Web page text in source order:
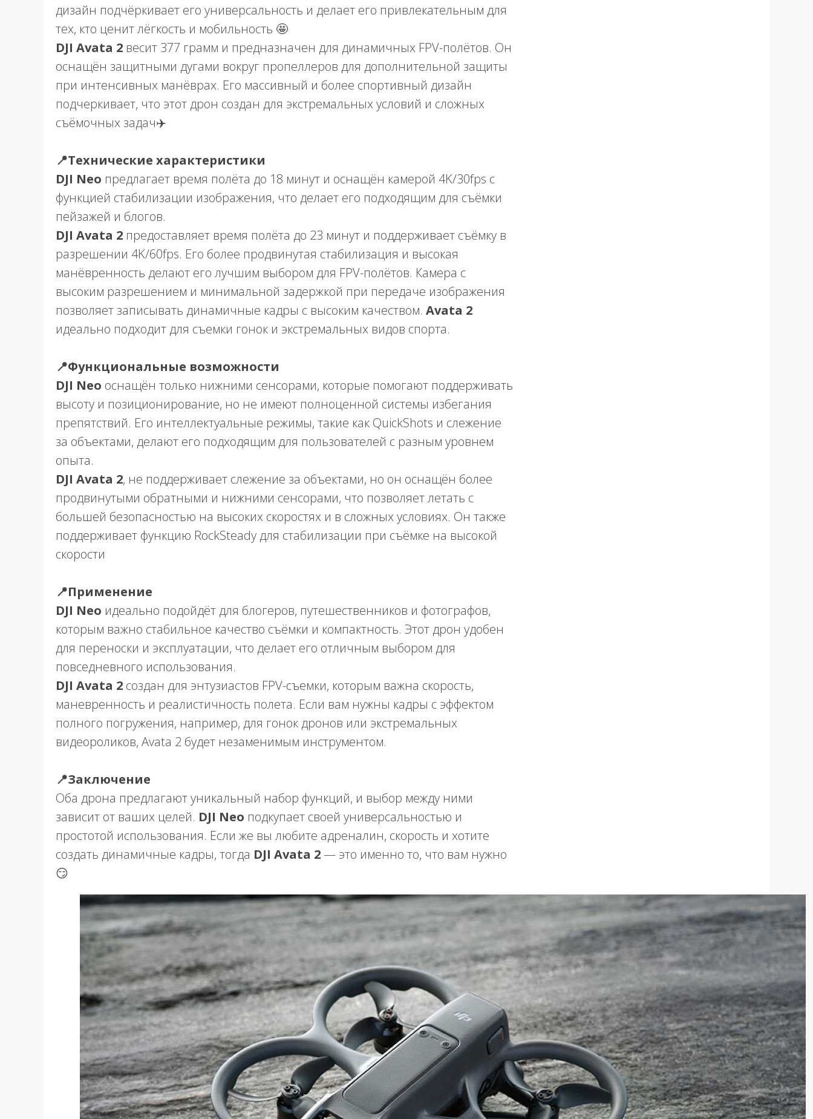
дизайн подчёркивает его универсальность и делает его привлекательным для
тех, кто ценит лёгкость и мобильность 🤩
DJI Avata 2 весит 377 грамм и предназначен для динамичных FPV-полётов. Он
оснащён защитными дугами вокруг пропеллеров для дополнительной защиты
при интенсивных манёврах. Его массивный и более спортивный дизайн
подчеркивает, что этот дрон создан для экстремальных условий и сложных
съёмочных задач✈️
📍Технические характеристики
DJI Neo предлагает время полёта до 18 минут и оснащён камерой 4K/30fps с
функцией стабилизации изображения, что делает его подходящим для съёмки
пейзажей и блогов.
DJI Avata 2 предоставляет время полёта до 23 минут и поддерживает съёмку в
разрешении 4K/60fps. Его более продвинутая стабилизация и высокая
манёвренность делают его лучшим выбором для FPV-полётов. Камера с
высоким разрешением и минимальной задержкой при передаче изображения
позволяет записывать динамичные кадры с высоким качеством. Avata 2
идеально подходит для съемки гонок и экстремальных видов спорта.
📍Функциональные возможности
DJI Neo оснащён только нижними сенсорами, которые помогают поддерживать
высоту и позиционирование, но не имеют полноценной системы избегания
препятствий. Его интеллектуальные режимы, такие как QuickShots и слежение
за объектами, делают его подходящим для пользователей с разным уровнем
опыта.
DJI Avata 2, не поддерживает слежение за объектами, но он оснащён более
продвинутыми обратными и нижними сенсорами, что позволяет летать с
большей безопасностью на высоких скоростях и в сложных условиях. Он также
поддерживает функцию RockSteady для стабилизации при съёмке на высокой
скорости
📍Применение
DJI Neo идеально подойдёт для блогеров, путешественников и фотографов,
которым важно стабильное качество съёмки и компактность. Этот дрон удобен
для переноски и эксплуатации, что делает его отличным выбором для
повседневного использования.
DJI Avata 2 создан для энтузиастов FPV-съемки, которым важна скорость,
маневренность и реалистичность полета. Если вам нужны кадры с эффектом
полного погружения, например, для гонок дронов или экстремальных
видеороликов, Avata 2 будет незаменимым инструментом.
📍Заключение
Оба дрона предлагают уникальный набор функций, и выбор между ними
зависит от ваших целей. DJI Neo подкупает своей универсальностью и
простотой использования. Если же вы любите адреналин, скорость и хотите
создать динамичные кадры, тогда DJI Avata 2— это именно то, что вам нужно
😏